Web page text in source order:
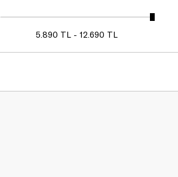
5.890 TL - 12.690 TL